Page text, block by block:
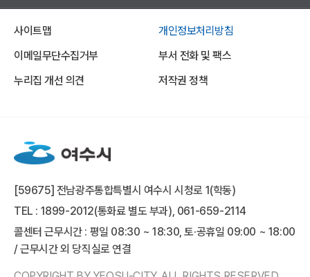
사이트맵
개인정보처리방침
이메일무단수집거부
부서 전화 및 팩스
누리집 개선 의견
저작권 정책
[59675] 전남광주통합특별시 여수시 시청로 1(학동)
TEL : 1899-2012(통화료 별도 부과), 061-659-2114
콜센터 근무시간 : 평일 08:30 ~ 18:30, 토·공휴일 09:00 ~ 18:00
/ 근무시간 외 당직실로 연결